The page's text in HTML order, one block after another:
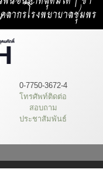
ากรโรงพยาบาลชุมพร
0-7750-3672-4
โทรศัพท์ติดต่อ
สอบถาม
ประชาสัมพันธ์